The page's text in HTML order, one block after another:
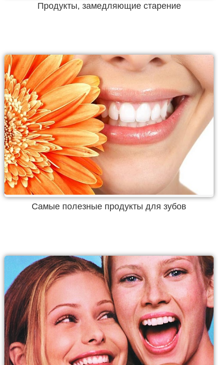
Продукты, замедляющие старение
Самые полезные продукты для зубов